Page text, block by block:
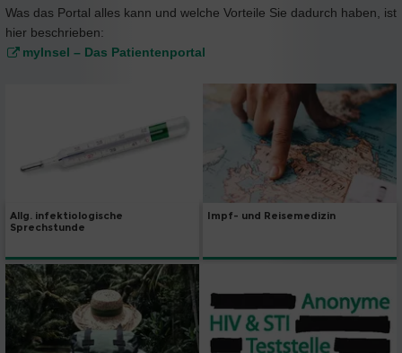
Was das Portal alles kann und welche Vorteile Sie dadurch haben, ist
hier beschrieben:
myInsel – Das Patientenportal
Allg. infektiologische
Sprechstunde
Impf- und Reisemedizin